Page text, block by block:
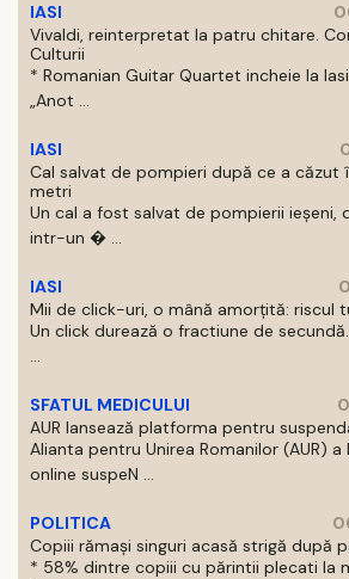
IASI
Vivaldi, reinterpretat la patru chitare.
Culturii
* Romanian Guitar Quartet incheie la
„Anot ...
IASI
Cal salvat de pompieri după ce a
metri
Un cal a fost salvat de pompierii ieşeni,
intr-un � ...
IASI
Mii de click-uri, o mână amorțită: riscul
Un click durează o fractiune de
...
SFATUL MEDICULUI
AUR lansează platforma pentru
Alianta pentru Unirea Romanilor (AUR)
online suspeN ...
POLITICA
Copiii rămași singuri acasă strigă după
* 58% dintre copiii cu părintii plecati la